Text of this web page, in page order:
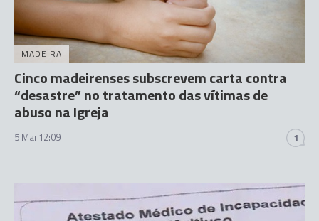
MADEIRA
Cinco madeirenses subscrevem carta contra
“desastre” no tratamento das vítimas de
abuso na Igreja
5 Mai 12:09 1